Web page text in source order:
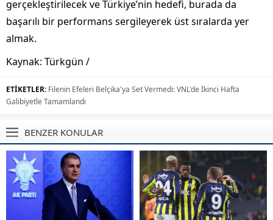
gerçekleştirilecek ve Türkiye’nin hedefi, burada da
başarılı bir performans sergileyerek üst sıralarda yer
almak.
Kaynak: Türkgün /
ETİKETLER: Filenin Efeleri Belçika'ya Set Vermedi: VNL'de İkinci Hafta
Galibiyetle Tamamlandı
BENZER KONULAR